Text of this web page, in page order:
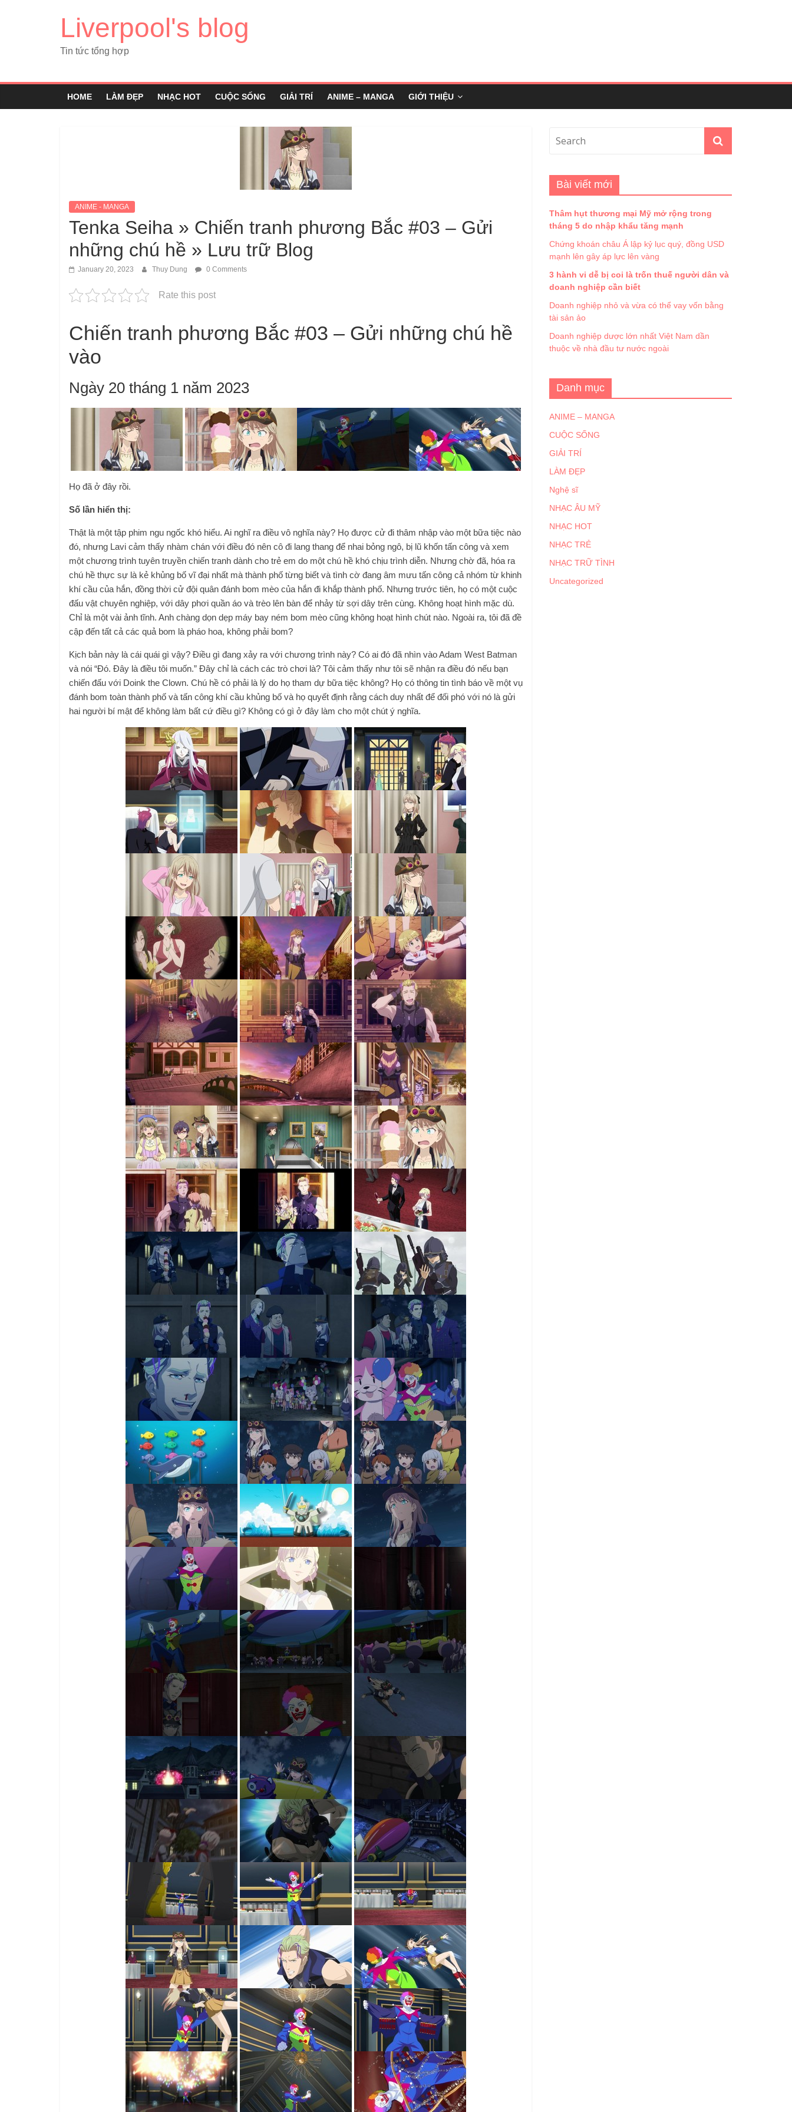
Liverpool's blog
Tin tức tổng hợp
HOME LÀM ĐẸP NHẠC HOT CUỘC SỐNG GIẢI TRÍ ANIME – MANGA GIỚI THIỆU
ANIME - MANGA
Tenka Seiha » Chiến tranh phương Bắc #03 – Gửi
những chú hề » Lưu trữ Blog
January 20, 2023 Thuy Dung 0 Comments
Rate this post
Chiến tranh phương Bắc #03 – Gửi những chú hề
vào
Ngày 20 tháng 1 năm 2023
Họ đã ở đây rồi.
Số lần hiển thị:
Thật là một tập phim ngu ngốc khó hiểu. Ai nghĩ ra điều vô nghĩa này? Họ được cử đi thâm nhập vào một bữa tiệc nào
đó, nhưng Lavi cảm thấy nhàm chán với điều đó nên cô đi lang thang để nhai bỏng ngô, bị lũ khốn tấn công và xem
một chương trình tuyên truyền chiến tranh dành cho trẻ em do một chú hề khó chịu trình diễn. Nhưng chờ đã, hóa ra
chú hề thực sự là kẻ khủng bố vĩ đại nhất mà thành phố từng biết và tình cờ đang âm mưu tấn công cả nhóm từ khinh
khí cầu của hắn, đồng thời cử đội quân đánh bom mèo của hắn đi khắp thành phố. Nhưng trước tiên, họ có một cuộc
đấu vật chuyên nghiệp, với dây phơi quần áo và trèo lên bàn để nhảy từ sợi dây trên cùng. Không hoạt hình mặc dù.
Chỉ là một vài ảnh tĩnh. Anh chàng dọn dẹp máy bay ném bom mèo cũng không hoạt hình chút nào. Ngoài ra, tôi đã đề
cập đến tất cả các quả bom là pháo hoa, không phải bom?
Kịch bản này là cái quái gì vậy? Điều gì đang xảy ra với chương trình này? Có ai đó đã nhìn vào Adam West Batman
và nói “Đó. Đây là điều tôi muốn.” Đây chỉ là cách các trò chơi là? Tôi cảm thấy như tôi sẽ nhận ra điều đó nếu bạn
chiến đấu với Doink the Clown. Chú hề có phải là lý do họ tham dự bữa tiệc không? Họ có thông tin tình báo về một vụ
đánh bom toàn thành phố và tấn công khí cầu khủng bố và họ quyết định rằng cách duy nhất để đối phó với nó là gửi
hai người bí mật để không làm bất cứ điều gì? Không có gì ở đây làm cho một chút ý nghĩa.
Bài viết mới
Thâm hụt thương mại Mỹ mở rộng trong
tháng 5 do nhập khẩu tăng mạnh
Chứng khoán châu Á lập kỷ lục quý, đồng USD
mạnh lên gây áp lực lên vàng
3 hành vi dễ bị coi là trốn thuế người dân và
doanh nghiệp cần biết
Doanh nghiệp nhỏ và vừa có thể vay vốn bằng
tài sản ảo
Doanh nghiệp dược lớn nhất Việt Nam dần
thuộc về nhà đầu tư nước ngoài
Danh mục
ANIME – MANGA
CUỘC SỐNG
GIẢI TRÍ
LÀM ĐẸP
Nghệ sĩ
NHẠC ÂU MỸ
NHẠC HOT
NHẠC TRẺ
NHẠC TRỮ TÌNH
Uncategorized